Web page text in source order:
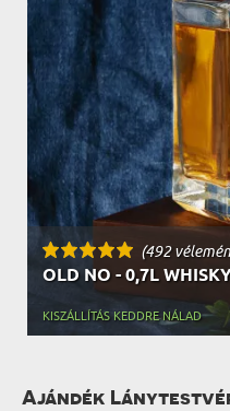
(492
OLD NO - 0,7L
KISZÁLLÍTÁS KEDDRE NÁLAD
Ajándék